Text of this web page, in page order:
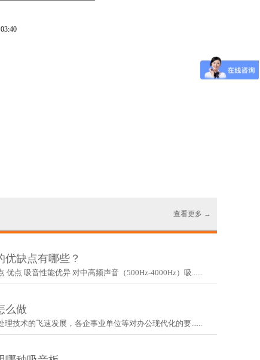
查看更多 →
优缺点有哪些？
优点‌ 吸音性能优异‌ 对中高频声音（500Hz-4000Hz）吸......
么做
理技术的飞速发展，各企事业单位等对办公现代化的要......